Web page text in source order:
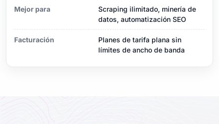
Mejor para
Scraping ilimitado, minería de
datos, automatización SEO
Facturación
Planes de tarifa plana sin
límites de ancho de banda